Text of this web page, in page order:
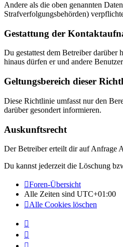
Andere als die oben genannten
Strafverfolgungsbehörden)
Gestattung der
Du gestattest dem Betreiber
hinaus dürfen er und andere
Geltungsbereich dieser
Diese Richtlinie umfasst nur den
darüber gesondert informieren.
Auskunftsrecht
Der Betreiber erteilt dir auf Anfrage
Du kannst jederzeit die Löschung
Foren-Übersicht
Alle Zeiten sind UTC+01:00
Alle Cookies löschen